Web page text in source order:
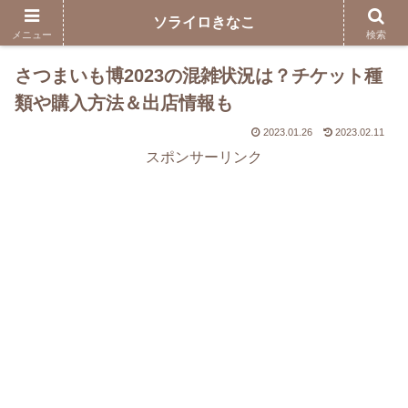
さつまいも博2023の混雑状況は？チケット種
類や購入方法＆出店情報も
2023.01.26 2023.02.11
スポンサーリンク
メニュー
ソライロきなこ
検索